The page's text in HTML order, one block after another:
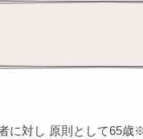
対し 原則として65歳※